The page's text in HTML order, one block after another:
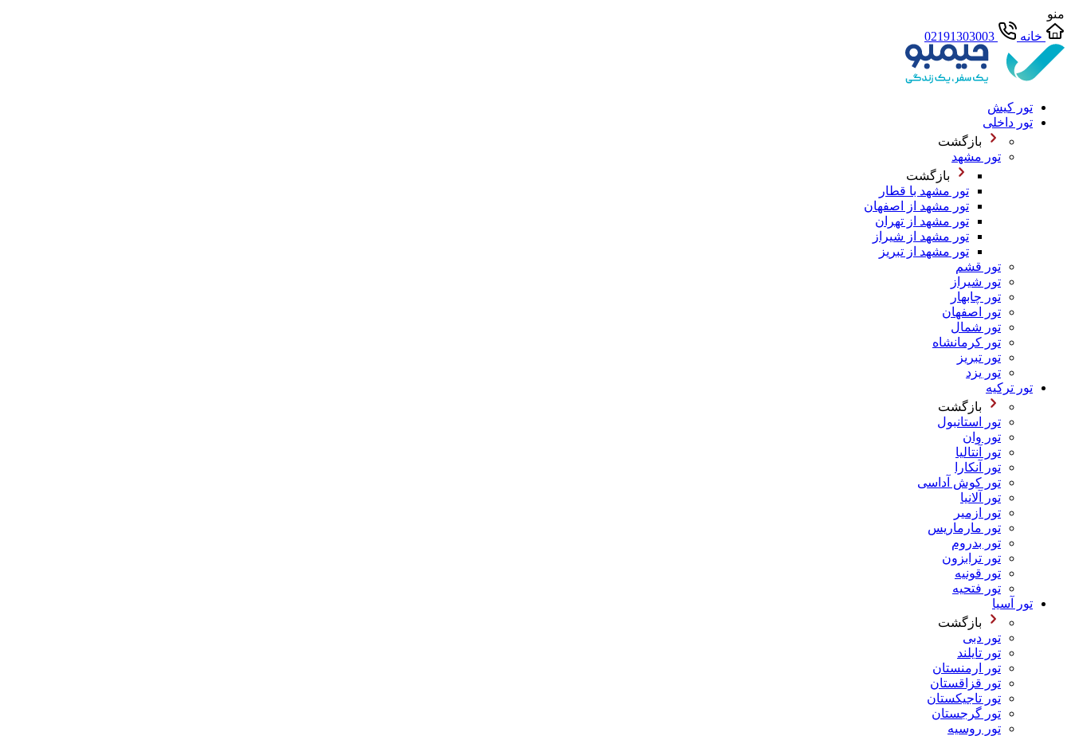
منو
خانه
02191303003
تور کیش
تور داخلی
بازگشت
تور مشهد
بازگشت
تور مشهد با قطار
تور مشهد از اصفهان
تور مشهد از تهران
تور مشهد از شیراز
تور مشهد از تبریز
تور قشم
تور شیراز
تور چابهار
تور اصفهان
تور شمال
تور کرمانشاه
تور تبریز
تور یزد
تور ترکیه
بازگشت
تور استانبول
تور وان
تور آنتالیا
تور آنکارا
تور کوش آداسی
تور آلانیا
تور ازمیر
تور مارماریس
تور بدروم
تور ترابزون
تور قونیه
تور فتحیه
تور آسیا
بازگشت
تور دبی
تور تایلند
تور ارمنستان
تور قزاقستان
تور تاجیکستان
تور گرجستان
تور روسیه